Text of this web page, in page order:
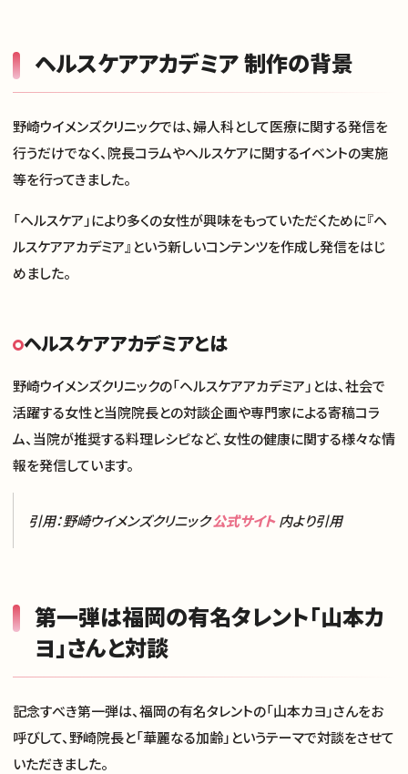
ヘルスケアアカデミア 制作の背景
野崎ウイメンズクリニックでは、婦人科として医療に関する発信を
行うだけでなく、院長コラムやヘルスケアに関するイベントの実施
等を行ってきました。
「ヘルスケア」により多くの女性が興味をもっていただくために『ヘ
ルスケアアカデミア』という新しいコンテンツを作成し発信をはじ
めました。
ヘルスケアアカデミアとは
野崎ウイメンズクリニックの「ヘルスケアアカデミア」とは、社会で
活躍する女性と当院院長との対談企画や専門家による寄稿コラ
ム、当院が推奨する料理レシピなど、女性の健康に関する様々な情
報を発信しています。
引用：野崎ウイメンズクリニック公式サイト内より引用
第一弾は福岡の有名タレント「山本カ
ヨ」さんと対談
記念すべき第一弾は、福岡の有名タレントの「山本カヨ」さんをお
呼びして、野崎院長と「華麗なる加齢」というテーマで対談をさせて
いただきました。